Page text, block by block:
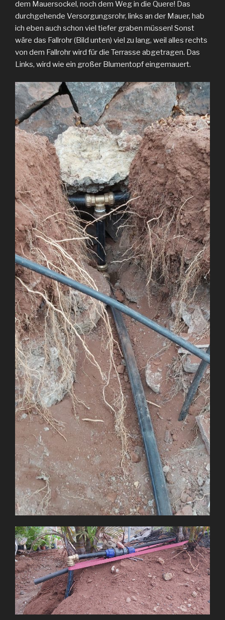
dem Mauersockel, noch dem Weg in die Quere! Das
durchgehende Versorgungsrohr, links an der Mauer, hab
ich eben auch schon viel tiefer graben müssen! Sonst
wäre das Fallrohr (Bild unten) viel zu lang, weil alles rechts
von dem Fallrohr wird für die Terrasse abgetragen. Das
Links, wird wie ein großer Blumentopf eingemauert.